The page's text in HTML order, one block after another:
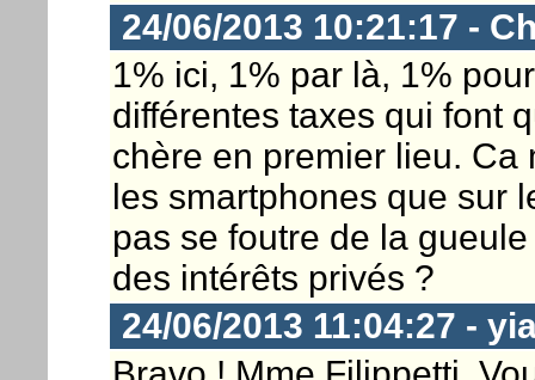
24/06/2013 10:21:17 -
1% ici, 1% par là, 1%
différentes taxes qui font
chère en premier lieu. Ca
les smartphones que sur
pas se foutre de la
des intérêts privés ?
24/06/2013 11:04:27 -